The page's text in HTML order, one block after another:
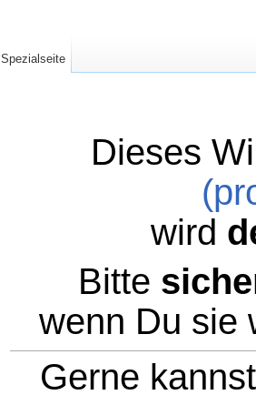
Dieses
wird
Bitte
wenn Du sie
Gerne
Spezialseite